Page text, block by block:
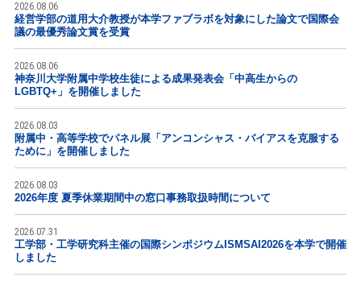
2026.08.06
経営学部の道用大介教授が本学ファブラボを対象にした論文で国際会
議の最優秀論文賞を受賞
2026.08.06
神奈川大学附属中学校生徒による成果発表会「中高生からの
LGBTQ+」を開催しました
2026.08.03
附属中・高等学校でパネル展「アンコンシャス・バイアスを克服する
ために」を開催しました
2026.08.03
2026年度 夏季休業期間中の窓口事務取扱時間について
2026.07.31
工学部・工学研究科主催の国際シンポジウムISMSAI2026を本学で開催
しました